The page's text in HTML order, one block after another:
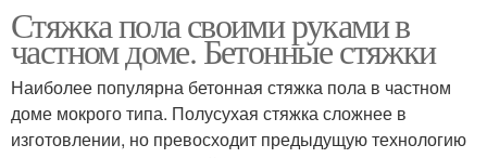
Стяжка пола своими руками в
частном доме. Бетонные стяжки
Наиболее популярна бетонная стяжка пола в частном
доме мокрого типа. Полусухая стяжка сложнее в
изготовлении, но превосходит предыдущую технологию